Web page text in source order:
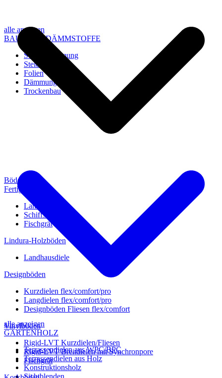
alle anzeigen
BAU- UND DÄMMSTOFFE
Steico Dämmung
Steico Zubehör
Folien
Dämmung
Trockenbau
alle anzeigen
GARTENHOLZ
Terrassendielen aus WPC/BPC
Terrassendielen aus Holz
Konstruktionsholz
Sichtblenden
Böden
Fertigparkett
Landhausdiele
Schiffsboden
Fischgrät
Lindura-Holzböden
Landhausdiele
Designböden
Kurzdielen flex/comfort/pro
Langdielen flex/comfort/pro
Designböden Fliesen flex/comfort
Vinylböden
Rigid-LVT Kurzdielen/Fliesen
Rigid-LVT Breitdielen mit Synchronpore
Fischgrät